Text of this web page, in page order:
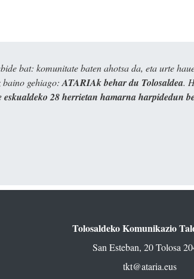
bat: komunitate baten ahotsa da, eta urte
baino gehiago:ATARIAk behar du Tolosaldea.
eskualdeko 28 herrietan hamarna harpidedun
Tolosaldeko Komunikazio
San Esteban, 20 Tolosa
tkt@ataria.eus